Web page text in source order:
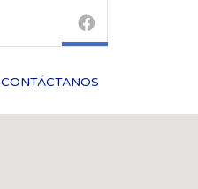
CONTÁCTANOS